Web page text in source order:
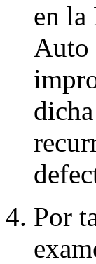
en la
Auto
Por